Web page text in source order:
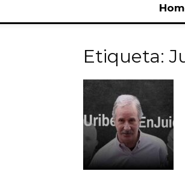
Etiqueta: